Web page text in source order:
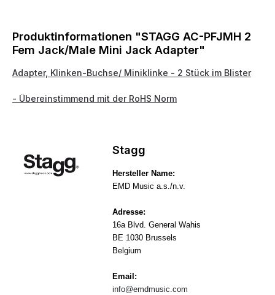
Produktinformationen "STAGG AC-PFJMH 2
Fem Jack/Male Mini Jack Adapter"
Adapter, Klinken-Buchse/ Miniklinke - 2 Stück im Blister
- Übereinstimmend mit der RoHS Norm
Stagg
Hersteller Name:
EMD Music a.s./n.v.
Adresse:
16a Blvd. General Wahis
BE 1030 Brussels
Belgium
Email:
info@emdmusic.com